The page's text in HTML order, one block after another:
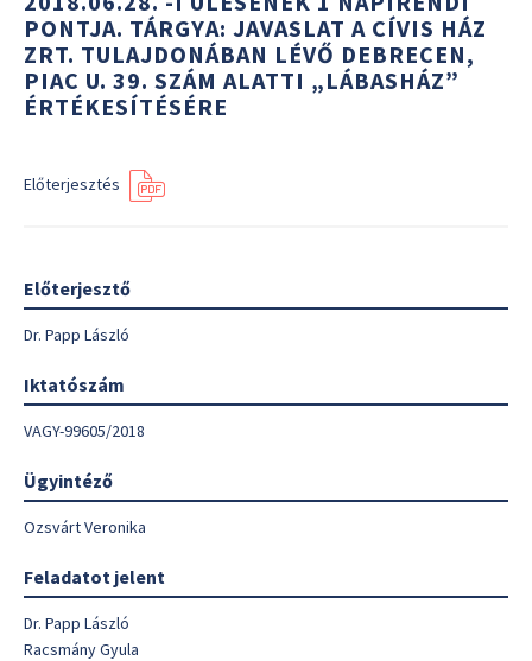
PONTJA. TÁRGYA: JAVASLAT A CÍVIS HÁZ
ZRT. TULAJDONÁBAN LÉVŐ DEBRECEN,
PIAC U. 39. SZÁM ALATTI „LÁBASHÁZ”
ÉRTÉKESÍTÉSÉRE
Előterjesztés
Előterjesztő
Dr. Papp László
Iktatószám
VAGY-99605/2018
Ügyintéző
Ozsvárt Veronika
Feladatot jelent
Dr. Papp László
Racsmány Gyula